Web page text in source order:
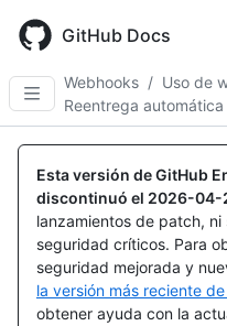
main
content
GitHub Docs
Webhooks / Uso de
Reentrega
Esta versión de GitHub
discontinuó el 2026-04-
lanzamientos de patch,
seguridad críticos. Para
seguridad mejorada y
la versión más reciente
obtener ayuda con la